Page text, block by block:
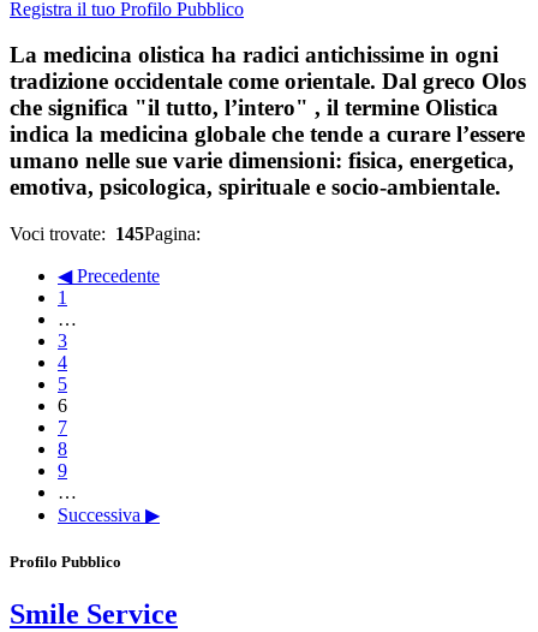
Registra il tuo Profilo Pubblico
La medicina olistica ha radici antichissime in ogni
tradizione occidentale come orientale. Dal greco Olos
che significa "il tutto, l’intero" , il termine Olistica
indica la medicina globale che tende a curare l’essere
umano nelle sue varie dimensioni: fisica, energetica,
emotiva, psicologica, spirituale e socio-ambientale.
Voci trovate: 145Pagina:
◀ Precedente
1
…
3
4
5
6
7
8
9
…
Successiva ▶
Profilo Pubblico
Smile Service